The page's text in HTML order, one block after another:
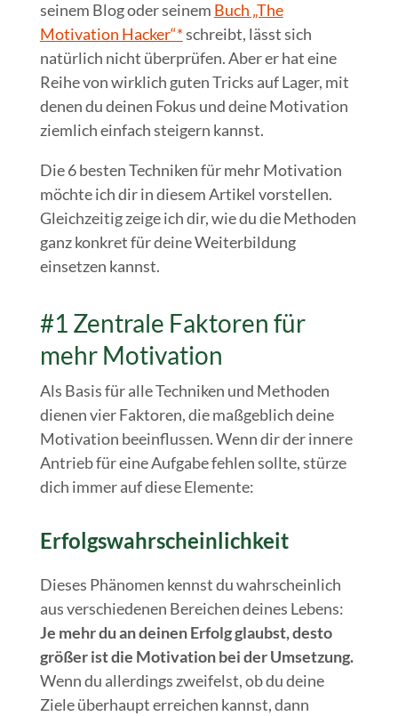
seinem Blog oder seinem Buch „The
Motivation Hacker“*schreibt, lässt sich
natürlich nicht überprüfen. Aber er hat eine
Reihe von wirklich guten Tricks auf Lager, mit
denen du deinen Fokus und deine Motivation
ziemlich einfach steigern kannst.
Die 6 besten Techniken für mehr Motivation
möchte ich dir in diesem Artikel vorstellen.
Gleichzeitig zeige ich dir, wie du die Methoden
ganz konkret für deine Weiterbildung
einsetzen kannst.
#1 Zentrale Faktoren für
mehr Motivation
Als Basis für alle Techniken und Methoden
dienen vier Faktoren, die maßgeblich deine
Motivation beeinflussen. Wenn dir der innere
Antrieb für eine Aufgabe fehlen sollte, stürze
dich immer auf diese Elemente:
Erfolgswahrscheinlichkeit
Dieses Phänomen kennst du wahrscheinlich
aus verschiedenen Bereichen deines Lebens:
Je mehr du an deinen Erfolg glaubst, desto
größer ist die Motivation bei der Umsetzung.
Wenn du allerdings zweifelst, ob du deine
Ziele überhaupt erreichen kannst, dann